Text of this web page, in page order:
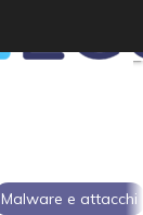
Malware e attacchi